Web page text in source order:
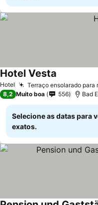
Hotel Terraço ensolarado para
Hotel Vesta
8,2 Muito boa 556 Bad
Selecione as datas para
exatos.